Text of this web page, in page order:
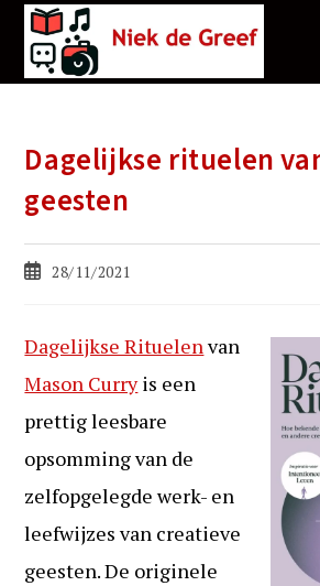
Dagelijkse rituelen
geesten
Bericht28/11/2021
Dagelijkse Rituelenvan
Mason Curryis een
prettig leesbare
opsomming van de
zelfopgelegde werk- en
leefwijzes van creatieve
geesten. De originele